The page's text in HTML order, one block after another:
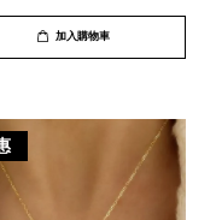
加入購物車